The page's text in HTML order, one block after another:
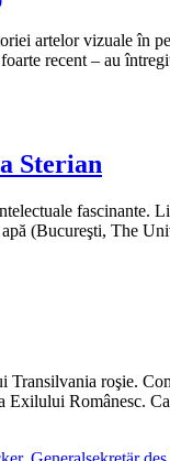
artelor vizuale în
recent – au
Sterian
(Bucureşti, The
roşie.
Exilului Românesc.